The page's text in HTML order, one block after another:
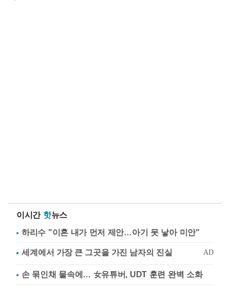
이시간 핫뉴스
하리수 "이혼 내가 먼저 제안…아기 못 낳아 미안"
손 묶인채 물속에… 女유튜버, UDT 훈련 완벽 소화